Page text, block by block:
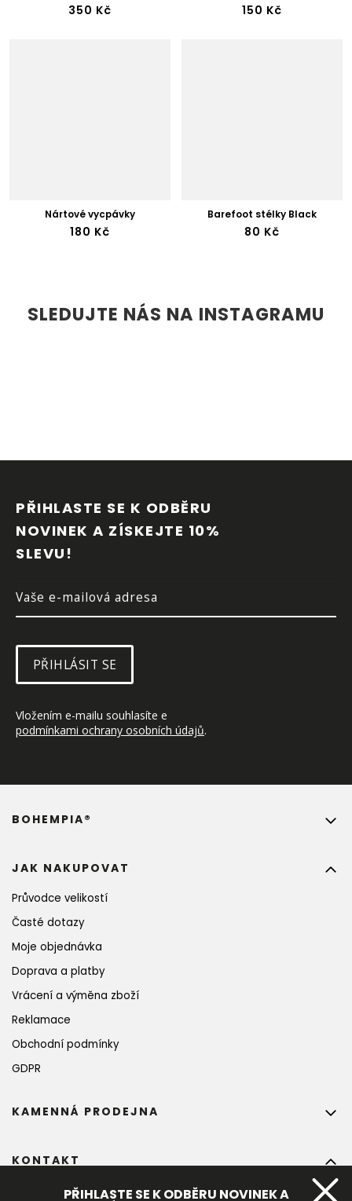
350 Kč 150 Kč
Nártové vycpávky
180 Kč
Barefoot stélky Black
80 Kč
SLEDUJTE NÁS NA INSTAGRAMU
PŘIHLASTE SE K ODBĚRU
NOVINEK A ZÍSKEJTE 10%
SLEVU!
PŘIHLÁSIT SE
Vložením e-mailu souhlasíte e
podmínkami ochrany osobních údajů.
JAK NAKUPOVAT
Průvodce velikostí
Časté dotazy
Moje objednávka
Doprava a platby
Vrácení a výměna zboží
Reklamace
Obchodní podmínky
GDPR
BOHEMPIA®
KONTAKT
bohempia.com
KAMENNÁ PRODEJNA
PŘIHLASTE SE K ODBĚRU NOVINEK A